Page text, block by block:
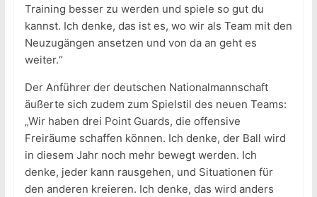
Training besser zu werden und spiele so gut du
kannst. Ich denke, das ist es, wo wir als Team mit den
Neuzugängen ansetzen und von da an geht es
weiter.“
Der Anführer der deutschen Nationalmannschaft
äußerte sich zudem zum Spielstil des neuen Teams:
„Wir haben drei Point Guards, die offensive
Freiräume schaffen können. Ich denke, der Ball wird
in diesem Jahr noch mehr bewegt werden. Ich
denke, jeder kann rausgehen, und Situationen für
den anderen kreieren. Ich denke, das wird anders